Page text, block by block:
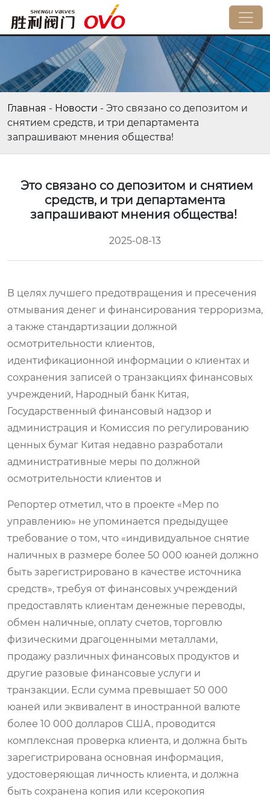
Главная - Новости - Это связано со депозитом и
снятием средств, и три департамента
запрашивают мнения общества!
Это связано со депозитом и снятием
средств, и три департамента
запрашивают мнения общества!
2025-08-13
В целях лучшего предотвращения и пресечения
отмывания денег и финансирования терроризма,
а также стандартизации должной
осмотрительности клиентов,
идентификационной информации о клиентах и
сохранения записей о транзакциях финансовых
учреждений, Народный банк Китая,
Государственный финансовый надзор и
администрация и Комиссия по регулированию
ценных бумаг Китая недавно разработали
административные меры по должной
осмотрительности клиентов и
Репортер отметил, что в проекте «Мер по
управлению» не упоминается предыдущее
требование о том, что «индивидуальное снятие
наличных в размере более 50 000 юаней должно
быть зарегистрировано в качестве источника
средств», требуя от финансовых учреждений
предоставлять клиентам денежные переводы,
обмен наличные, оплату счетов, торговлю
физическими драгоценными металлами,
продажу различных финансовых продуктов и
другие разовые финансовые услуги и
транзакции. Если сумма превышает 50 000
юаней или эквивалент в иностранной валюте
более 10 000 долларов США, проводится
комплексная проверка клиента, и должна быть
зарегистрирована основная информация,
удостоверяющая личность клиента, и должна
быть сохранена копия или ксерокопия